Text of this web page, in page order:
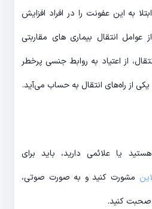
به این عفونت را در افراد افزایش
عوامل انتقال بیماری های مقاربتی
از اعتیاد به روابط جنسی پرخطر
از راه‌های انتقال به حساب می‌آید.
یا علائمی دارید، باید برای
مشورت کنید و به صورت صوتی،
صحبت کنید.